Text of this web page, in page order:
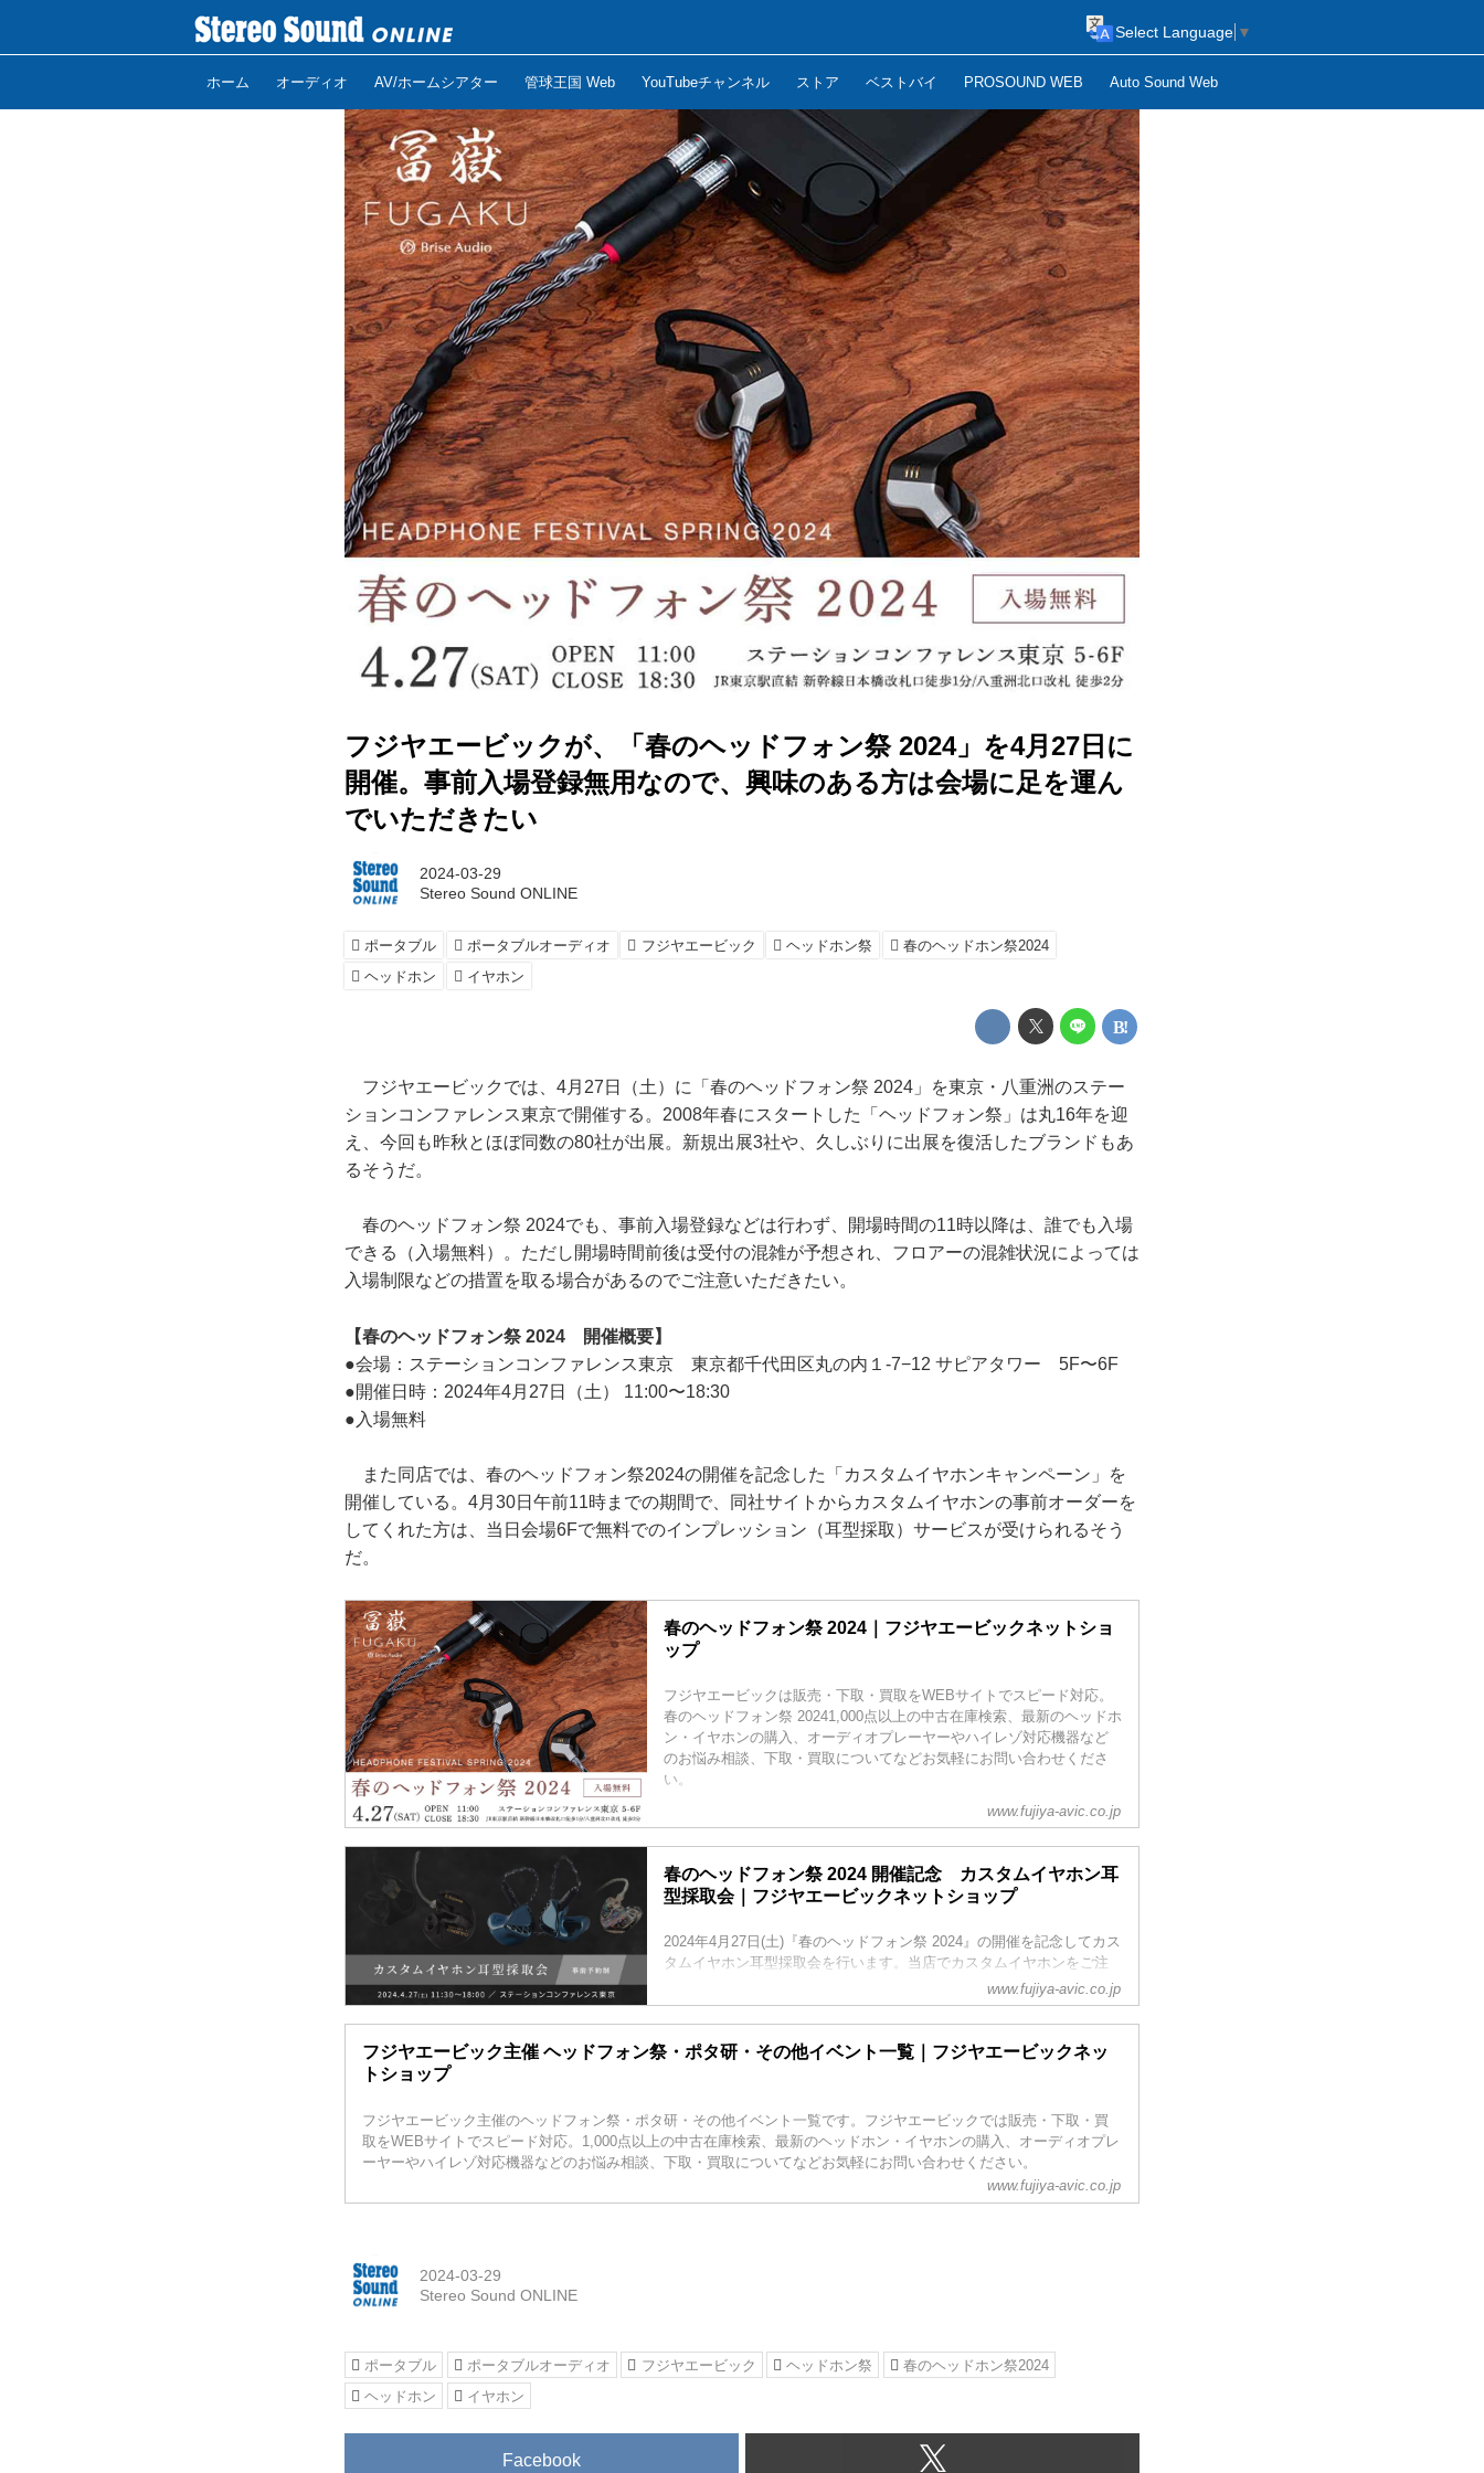
ホーム オーディオ AV/ホームシアター 管球王国 Web YouTubeチャンネル ストア ベストバイ PROSOUND WEB Auto Sound Web
Select Language ▼
フジヤエービックが、「春のヘッドフォン祭 2024」を4月27日に
開催。事前入場登録無用なので、興味のある方は会場に足を運ん
でいただきたい
2024-03-29
Stereo Sound ONLINE
ポータブル ポータブルオーディオ フジヤエービック ヘッドホン祭
春のヘッドホン祭2024
ヘッドホン
イヤホン
フジヤエービックでは、4月27日（土）に「春のヘッドフォン祭 2024」を東京・八重洲のステー
ションコンファレンス東京で開催する。2008年春にスタートした「ヘッドフォン祭」は丸16年を迎
え、今回も昨秋とほぼ同数の80社が出展。新規出展3社や、久しぶりに出展を復活したブランドもあ
るそうだ。
春のヘッドフォン祭 2024でも、事前入場登録などは行わず、開場時間の11時以降は、誰でも入場
できる（入場無料）。ただし開場時間前後は受付の混雑が予想され、フロアーの混雑状況によっては
入場制限などの措置を取る場合があるのでご注意いただきたい。
【春のヘッドフォン祭 2024 開催概要】
●会場：ステーションコンファレンス東京 東京都千代田区丸の内１-7−12 サピアタワー 5F〜6F
●開催日時：2024年4月27日（土） 11:00〜18:30
●入場無料
また同店では、春のヘッドフォン祭2024の開催を記念した「カスタムイヤホンキャンペーン」を
開催している。4月30日午前11時までの期間で、同社サイトからカスタムイヤホンの事前オーダーを
してくれた方は、当日会場6Fで無料でのインプレッション（耳型採取）サービスが受けられるそう
だ。
春のヘッドフォン祭 2024｜フジヤエービックネットショ
ップ
フジヤエービックは販売・下取・買取をWEBサイトでスピード対応。
春のヘッドフォン祭 20241,000点以上の中古在庫検索、最新のヘッドホ
ン・イヤホンの購入、オーディオプレーヤーやハイレゾ対応機器など
のお悩み相談、下取・買取についてなどお気軽にお問い合わせくださ
い。
www.fujiya-avic.co.jp
春のヘッドフォン祭 2024 開催記念 カスタムイヤホン耳
型採取会｜フジヤエービックネットショップ
2024年4月27日(土)『春のヘッドフォン祭 2024』の開催を記念してカス
タムイヤホン耳型採取会を行います。当店でカスタムイヤホンをご注
文のお客様に限り、カスタムイヤホン作成に必要な耳型を無料で採取
致します。この機会に是非ご利用ください。
www.fujiya-avic.co.jp
フジヤエービック主催 ヘッドフォン祭・ポタ研・その他イベント一覧｜フジヤエービックネッ
トショップ
フジヤエービック主催のヘッドフォン祭・ポタ研・その他イベント一覧です。フジヤエービックでは販売・下取・買
取をWEBサイトでスピード対応。1,000点以上の中古在庫検索、最新のヘッドホン・イヤホンの購入、オーディオプレ
ーヤーやハイレゾ対応機器などのお悩み相談、下取・買取についてなどお気軽にお問い合わせください。
www.fujiya-avic.co.jp
2024-03-29
Stereo Sound ONLINE
ポータブル ポータブルオーディオ フジヤエービック ヘッドホン祭
春のヘッドホン祭2024
ヘッドホン
イヤホン
Facebook